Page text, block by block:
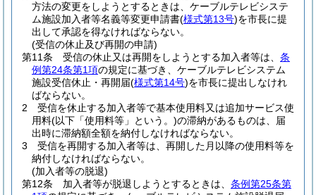
方法の変更をしようとするときは、ケーブルテレビシステ
ム施設加入者等名義等変更申請書(様式第13号)を市長に提
出して承認を得なければならない。
(受信の休止及び再開の申請)
第11条
受信の休止又は再開をしようとする加入者等は、 条
例第24条第1項の規定に基づき、ケーブルテレビシステム
施設受信休止・再開届(様式第14号)を市長に提出しなけれ
ばならない。
2
受信を休止する加入者等で基本使用料又は追加サービス使
用料(以下「使用料等」という。)の滞納があるものは、届
出時に滞納額全額を納付しなければならない。
3
受信を再開する加入者等は、再開した月以降の使用料等を
納付しなければならない。
(加入者等の脱退)
第12条
加入者等が脱退しようとするときは、 条例第25条第